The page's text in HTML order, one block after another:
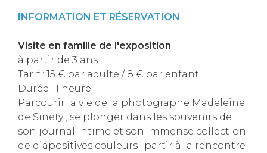
INFORMATION ET RÉSERVATION
Visite en famille de l'exposition
à partir de 3 ans
Tarif : 15 € par adulte / 8 € par enfant
Durée : 1 heure
Parcourir la vie de la photographe Madeleine
de Sinéty ; se plonger dans les souvenirs de
son journal intime et son immense collection
de diapositives couleurs ; partir à la rencontre